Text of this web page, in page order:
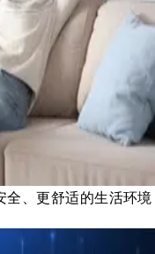
、更舒适的生活环境